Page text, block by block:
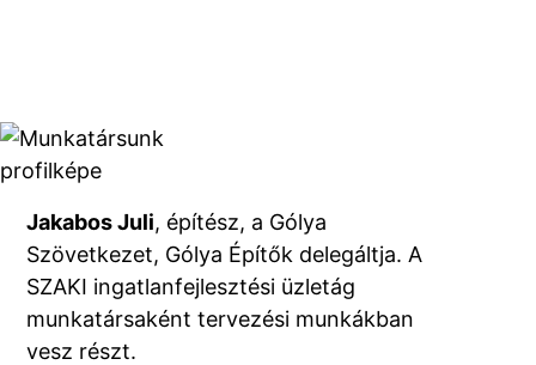
Jakabos Juli, építész, a Gólya
Szövetkezet, Gólya Építők delegáltja. A
SZAKI ingatlanfejlesztési üzletág
munkatársaként tervezési munkákban
vesz részt.